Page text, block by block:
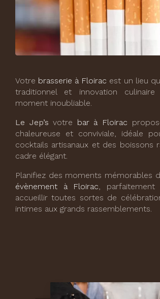
Votre brasserie à Floirac est un lieu
traditionnel et innovation
moment inoubliable.
Le Jep’svotre bar à Floirac
chaleureuse et conviviale, idéale
cocktails artisanaux et des boissons
cadre élégant.
Planifiez des moments mémorables
évènement à Floirac ,
accueillir toutes sortes de
intimes aux grands rassemblements.